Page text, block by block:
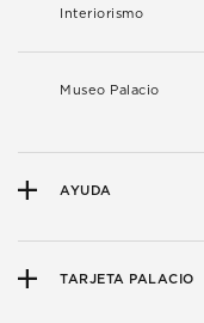
Interiorismo
Museo Palacio
AYUDA
TARJETA PALACIO